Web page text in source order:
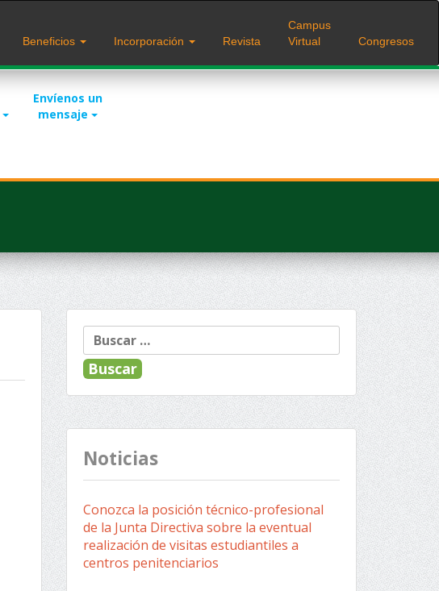
Beneficios Incorporación Revista
Campus
Virtual
Congresos
Envíenos un
mensaje
Buscar:
Noticias
Conozca la posición técnico-profesional
de la Junta Directiva sobre la eventual
realización de visitas estudiantiles a
centros penitenciarios